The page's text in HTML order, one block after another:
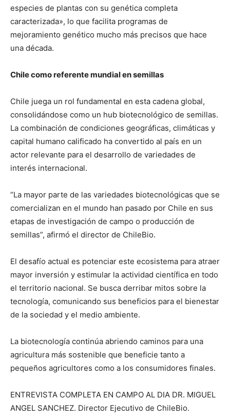
especies de plantas con su genética completa
caracterizada», lo que facilita programas de
mejoramiento genético mucho más precisos que hace
una década.
Chile como referente mundial en semillas
Chile juega un rol fundamental en esta cadena global,
consolidándose como un hub biotecnológico de semillas.
La combinación de condiciones geográficas, climáticas y
capital humano calificado ha convertido al país en un
actor relevante para el desarrollo de variedades de
interés internacional.
“La mayor parte de las variedades biotecnológicas que se
comercializan en el mundo han pasado por Chile en sus
etapas de investigación de campo o producción de
semillas”, afirmó el director de ChileBio.
El desafío actual es potenciar este ecosistema para atraer
mayor inversión y estimular la actividad científica en todo
el territorio nacional. Se busca derribar mitos sobre la
tecnología, comunicando sus beneficios para el bienestar
de la sociedad y el medio ambiente.
La biotecnología continúa abriendo caminos para una
agricultura más sostenible que beneficie tanto a
pequeños agricultores como a los consumidores finales.
ENTREVISTA COMPLETA EN CAMPO AL DIA DR. MIGUEL
ANGEL SANCHEZ. Director Ejecutivo de ChileBio.